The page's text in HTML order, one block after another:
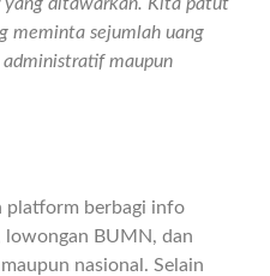
meminta sejumlah uang
maupun
platform berbagi info
lowongan BUMN, dan
nasional. Selain